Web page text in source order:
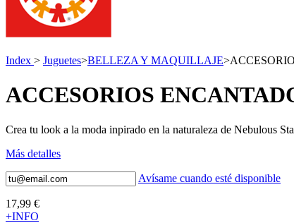
Index > Juguetes>BELLEZA Y MAQUILLAJE>
ACCESORIOS
Crea tu look a la moda inpirado en la naturaleza de Nebulous
Más detalles
Avísame cuando esté disponible
17,99 €
+INFO